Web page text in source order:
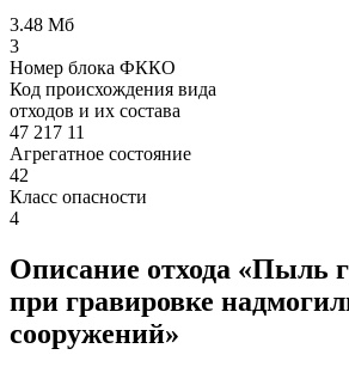
3.48 Мб
3
Номер блока ФККО
Код происхождения вида
отходов и их состава
47 217 11
Агрегатное состояние
42
Класс опасности
4
Описание отхода «Пыль
при гравировке
сооружений»